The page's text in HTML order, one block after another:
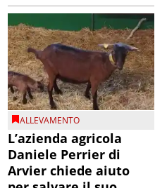
ALLEVAMENTO
L’azienda agricola
Daniele Perrier di
Arvier chiede aiuto